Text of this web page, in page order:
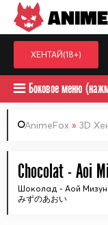
Выберите
ANIME
ХЕНТАЙ(18+)
Боковое меню
AnimeFox » 3D
Chocolat - Aoi
Шоколад - Аой
みずのあおい